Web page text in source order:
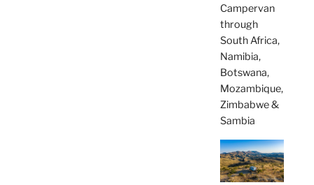
Campervan
through
South Africa,
Namibia,
Botswana,
Mozambique,
Zimbabwe &
Sambia